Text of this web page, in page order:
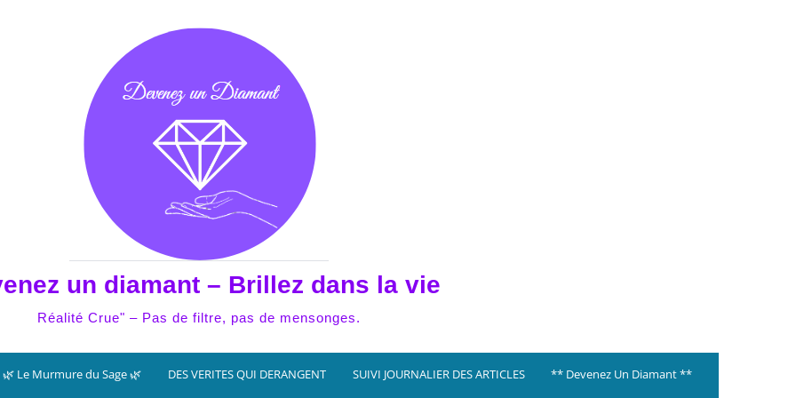
un diamant – Brillez dans la vie
Réalité Crue" – Pas de filtre, pas de mensonges.
🌿 Le Murmure du Sage 🌿 DES VERITES QUI DERANGENT SUIVI JOURNALIER DES ARTICLES ** Devenez Un Diamant **